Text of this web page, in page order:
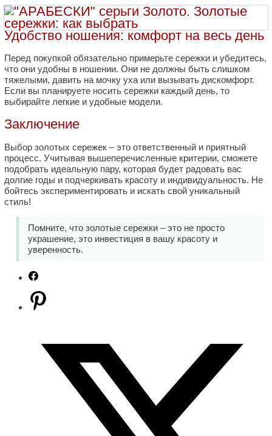
Удобство ношения: комфорт на весь день
Перед покупкой обязательно примерьте сережки и убедитесь,
что они удобны в ношении. Они не должны быть слишком
тяжелыми, давить на мочку уха или вызывать дискомфорт.
Если вы планируете носить сережки каждый день, то
выбирайте легкие и удобные модели.
Заключение
Выбор золотых сережек – это ответственный и приятный
процесс. Учитывая вышеперечисленные критерии, сможете
подобрать идеальную пару, которая будет радовать вас
долгие годы и подчеркивать красоту и индивидуальность. Не
бойтесь экспериментировать и искать свой уникальный
стиль!
Помните, что золотые сережки – это не просто
украшение, это инвестиция в вашу красоту и
уверенность.